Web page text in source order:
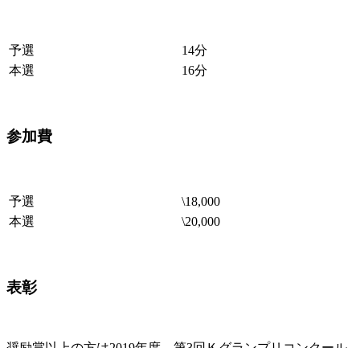
予選
14分
本選
16分
参加費
予選
\18,000
本選
\20,000
表彰